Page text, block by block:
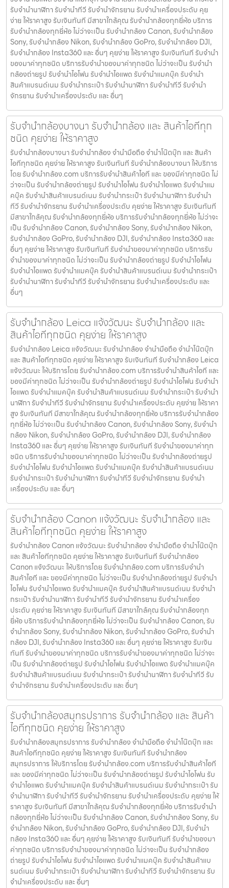
รับจํานํานาฬิกา รับจํานําทีวี รับจํานําจักรยาน รับจํานําเครื่องประดับ คุย
ง่าย ให้ราคาสูง รับเงินทันที มีสาขาใกล้คุณ รับจำนำกล้องทุกยี่ห้อ บริการ
รับจำนำกล้องทุกยี่ห้อ ไม่ว่าจะเป็น รับจำนำกล้อง Canon, รับจำนำกล้อง
Sony, รับจำนำกล้อง Nikon, รับจำนำกล้อง GoPro, รับจำนำกล้อง DJI,
รับจำนำกล้อง Insta360 และ อื่นๆ คุยง่าย ให้ราคาสูง รับเงินทันที รับจำนำ
ของมาค่าทุกชนิด บริการรับจำนำของมาค่าทุกชนิด ไม่ว่าจะเป็น รับจํานํา
กล้องถ่ายรูป รับจํานําไอโฟน รับจํานําไอแพด รับจํานําแมคบุ๊ค รับจํานํา
สินค้าแบรนด์เนม รับจํานํากระเป๋า รับจํานํานาฬิกา รับจํานําทีวี รับจํานํา
จักรยาน รับจํานําเครื่องประดับ และ อื่นๆ
รับจำนำกล้องบางนา รับจํานํากล้อง และ สินค้าไอทีทุก
ชนิด คุยง่าย ให้ราคาสูง
รับจำนำกล้องบางนา รับจํานํากล้อง จำนำมือถือ จำนำโน๊ตบุ๊ก และ สินค้า
ไอทีทุกชนิด คุยง่าย ให้ราคาสูง รับเงินทันที รับจำนำกล้องบางนา ให้บริการ
โดย รับจํานํากล้อง.com บริการรับจํานําสินค้าไอที และ ของมีค่าทุกชนิด ไม่
ว่าจะเป็น รับจํานํากล้องถ่ายรูป รับจํานําไอโฟน รับจํานําไอแพด รับจํานําแม
คบุ๊ค รับจํานําสินค้าแบรนด์เนม รับจํานํากระเป๋า รับจํานํานาฬิกา รับจํานํา
ทีวี รับจํานําจักรยาน รับจํานําเครื่องประดับ คุยง่าย ให้ราคาสูง รับเงินทันที
มีสาขาใกล้คุณ รับจำนำกล้องทุกยี่ห้อ บริการรับจำนำกล้องทุกยี่ห้อ ไม่ว่าจะ
เป็น รับจำนำกล้อง Canon, รับจำนำกล้อง Sony, รับจำนำกล้อง Nikon,
รับจำนำกล้อง GoPro, รับจำนำกล้อง DJI, รับจำนำกล้อง Insta360 และ
อื่นๆ คุยง่าย ให้ราคาสูง รับเงินทันที รับจำนำของมาค่าทุกชนิด บริการรับ
จำนำของมาค่าทุกชนิด ไม่ว่าจะเป็น รับจํานํากล้องถ่ายรูป รับจํานําไอโฟน
รับจํานําไอแพด รับจํานําแมคบุ๊ค รับจํานําสินค้าแบรนด์เนม รับจํานํากระเป๋า
รับจํานํานาฬิกา รับจํานําทีวี รับจํานําจักรยาน รับจํานําเครื่องประดับ และ
อื่นๆ
รับจำนำกล้อง Leica แจ้งวัฒนะ รับจํานํากล้อง และ
สินค้าไอทีทุกชนิด คุยง่าย ให้ราคาสูง
รับจำนำกล้อง Leica แจ้งวัฒนะ รับจํานํากล้อง จำนำมือถือ จำนำโน๊ตบุ๊ก
และ สินค้าไอทีทุกชนิด คุยง่าย ให้ราคาสูง รับเงินทันที รับจำนำกล้อง Leica
แจ้งวัฒนะ ให้บริการโดย รับจํานํากล้อง.com บริการรับจํานําสินค้าไอที และ
ของมีค่าทุกชนิด ไม่ว่าจะเป็น รับจํานํากล้องถ่ายรูป รับจํานําไอโฟน รับจํานํา
ไอแพด รับจํานําแมคบุ๊ค รับจํานําสินค้าแบรนด์เนม รับจํานํากระเป๋า รับจํานํา
นาฬิกา รับจํานําทีวี รับจํานําจักรยาน รับจํานําเครื่องประดับ คุยง่าย ให้ราคา
สูง รับเงินทันที มีสาขาใกล้คุณ รับจำนำกล้องทุกยี่ห้อ บริการรับจำนำกล้อง
ทุกยี่ห้อ ไม่ว่าจะเป็น รับจำนำกล้อง Canon, รับจำนำกล้อง Sony, รับจำนำ
กล้อง Nikon, รับจำนำกล้อง GoPro, รับจำนำกล้อง DJI, รับจำนำกล้อง
Insta360 และ อื่นๆ คุยง่าย ให้ราคาสูง รับเงินทันที รับจำนำของมาค่าทุก
ชนิด บริการรับจำนำของมาค่าทุกชนิด ไม่ว่าจะเป็น รับจํานํากล้องถ่ายรูป
รับจํานําไอโฟน รับจํานําไอแพด รับจํานําแมคบุ๊ค รับจํานําสินค้าแบรนด์เนม
รับจํานํากระเป๋า รับจํานํานาฬิกา รับจํานําทีวี รับจํานําจักรยาน รับจํานํา
เครื่องประดับ และ อื่นๆ
รับจำนำกล้อง Canon แจ้งวัฒนะ รับจํานํากล้อง และ
สินค้าไอทีทุกชนิด คุยง่าย ให้ราคาสูง
รับจำนำกล้อง Canon แจ้งวัฒนะ รับจํานํากล้อง จำนำมือถือ จำนำโน๊ตบุ๊ก
และ สินค้าไอทีทุกชนิด คุยง่าย ให้ราคาสูง รับเงินทันที รับจำนำกล้อง
Canon แจ้งวัฒนะ ให้บริการโดย รับจํานํากล้อง.com บริการรับจํานํา
สินค้าไอที และ ของมีค่าทุกชนิด ไม่ว่าจะเป็น รับจํานํากล้องถ่ายรูป รับจํานํา
ไอโฟน รับจํานําไอแพด รับจํานําแมคบุ๊ค รับจํานําสินค้าแบรนด์เนม รับจํานํา
กระเป๋า รับจํานํานาฬิกา รับจํานําทีวี รับจํานําจักรยาน รับจํานําเครื่อง
ประดับ คุยง่าย ให้ราคาสูง รับเงินทันที มีสาขาใกล้คุณ รับจำนำกล้องทุก
ยี่ห้อ บริการรับจำนำกล้องทุกยี่ห้อ ไม่ว่าจะเป็น รับจำนำกล้อง Canon, รับ
จำนำกล้อง Sony, รับจำนำกล้อง Nikon, รับจำนำกล้อง GoPro, รับจำนำ
กล้อง DJI, รับจำนำกล้อง Insta360 และ อื่นๆ คุยง่าย ให้ราคาสูง รับเงิน
ทันที รับจำนำของมาค่าทุกชนิด บริการรับจำนำของมาค่าทุกชนิด ไม่ว่าจะ
เป็น รับจํานํากล้องถ่ายรูป รับจํานําไอโฟน รับจํานําไอแพด รับจํานําแมคบุ๊ค
รับจํานําสินค้าแบรนด์เนม รับจํานํากระเป๋า รับจํานํานาฬิกา รับจํานําทีวี รับ
จํานําจักรยาน รับจํานําเครื่องประดับ และ อื่นๆ
รับจำนำกล้องสมุทรปราการ รับจํานํากล้อง และ สินค้า
ไอทีทุกชนิด คุยง่าย ให้ราคาสูง
รับจำนำกล้องสมุทรปราการ รับจํานํากล้อง จำนำมือถือ จำนำโน๊ตบุ๊ก และ
สินค้าไอทีทุกชนิด คุยง่าย ให้ราคาสูง รับเงินทันที รับจำนำกล้อง
สมุทรปราการ ให้บริการโดย รับจํานํากล้อง.com บริการรับจํานําสินค้าไอที
และ ของมีค่าทุกชนิด ไม่ว่าจะเป็น รับจํานํากล้องถ่ายรูป รับจํานําไอโฟน รับ
จํานําไอแพด รับจํานําแมคบุ๊ค รับจํานําสินค้าแบรนด์เนม รับจํานํากระเป๋า รับ
จํานํานาฬิกา รับจํานําทีวี รับจํานําจักรยาน รับจํานําเครื่องประดับ คุยง่าย ให้
ราคาสูง รับเงินทันที มีสาขาใกล้คุณ รับจำนำกล้องทุกยี่ห้อ บริการรับจำนำ
กล้องทุกยี่ห้อ ไม่ว่าจะเป็น รับจำนำกล้อง Canon, รับจำนำกล้อง Sony, รับ
จำนำกล้อง Nikon, รับจำนำกล้อง GoPro, รับจำนำกล้อง DJI, รับจำนำ
กล้อง Insta360 และ อื่นๆ คุยง่าย ให้ราคาสูง รับเงินทันที รับจำนำของมา
ค่าทุกชนิด บริการรับจำนำของมาค่าทุกชนิด ไม่ว่าจะเป็น รับจํานํากล้อง
ถ่ายรูป รับจํานําไอโฟน รับจํานําไอแพด รับจํานําแมคบุ๊ค รับจํานําสินค้าแบ
รนด์เนม รับจํานํากระเป๋า รับจํานํานาฬิกา รับจํานําทีวี รับจํานําจักรยาน รับ
จํานําเครื่องประดับ และ อื่นๆ